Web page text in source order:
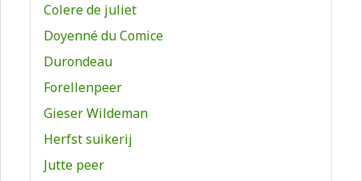
Colere de juliet
Doyenné du Comice
Durondeau
Forellenpeer
Gieser Wildeman
Herfst suikerij
Jutte peer